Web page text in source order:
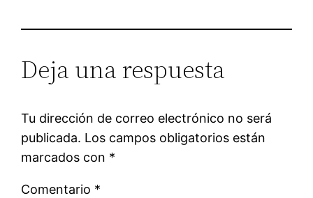
Deja una respuesta
Tu dirección de correo electrónico no será
publicada. Los campos obligatorios están
marcados con *
Comentario *